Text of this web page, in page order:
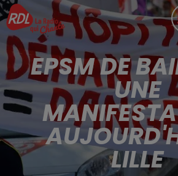
EPSM DE
UNE
LILLE